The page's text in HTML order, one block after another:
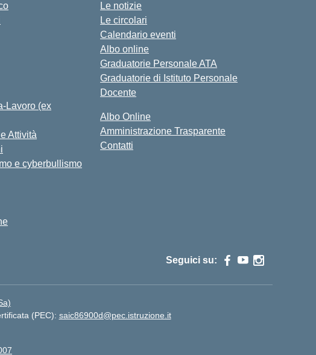
Lavoro (ex
Attività
e cyberbullismo
Le notizie
Le circolari
Calendario eventi
Albo online
Graduatorie Personale ATA
Graduatorie di Istituto Personale
Docente
Albo Online
Amministrazione Trasparente
Contatti
Seguici su:
(PEC): saic86900d@pec.istruzione.it